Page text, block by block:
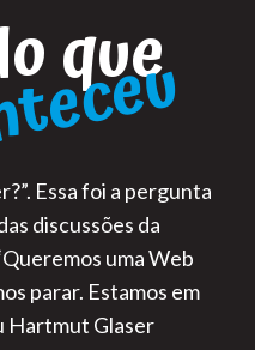
que
Essa foi a pergunta
discussões da
uma Web
parar. Estamos em
Hartmut Glaser